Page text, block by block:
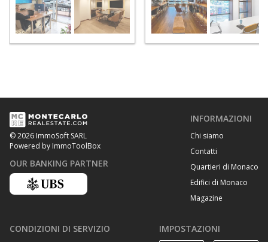
© 2026 ImmoSoft SARL
Powered by ImmoToolBox
OUR BANKING PARTNER
INFORMAZIONI
Chi siamo
Contatti
Quartieri di Monaco
Edifici di Monaco
Magazine
CONDIZIONI DI SERVIZIO IMPOSTAZIONI